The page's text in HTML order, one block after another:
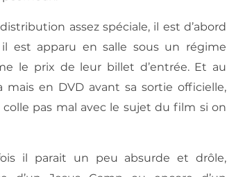
assez spéciale, il est d’abord
est apparu en salle sous un régime
le prix de leur billet d’entrée. Et au
en DVD avant sa sortie officielle,
pas mal avec le sujet du film si on
il parait un peu absurde et drôle,